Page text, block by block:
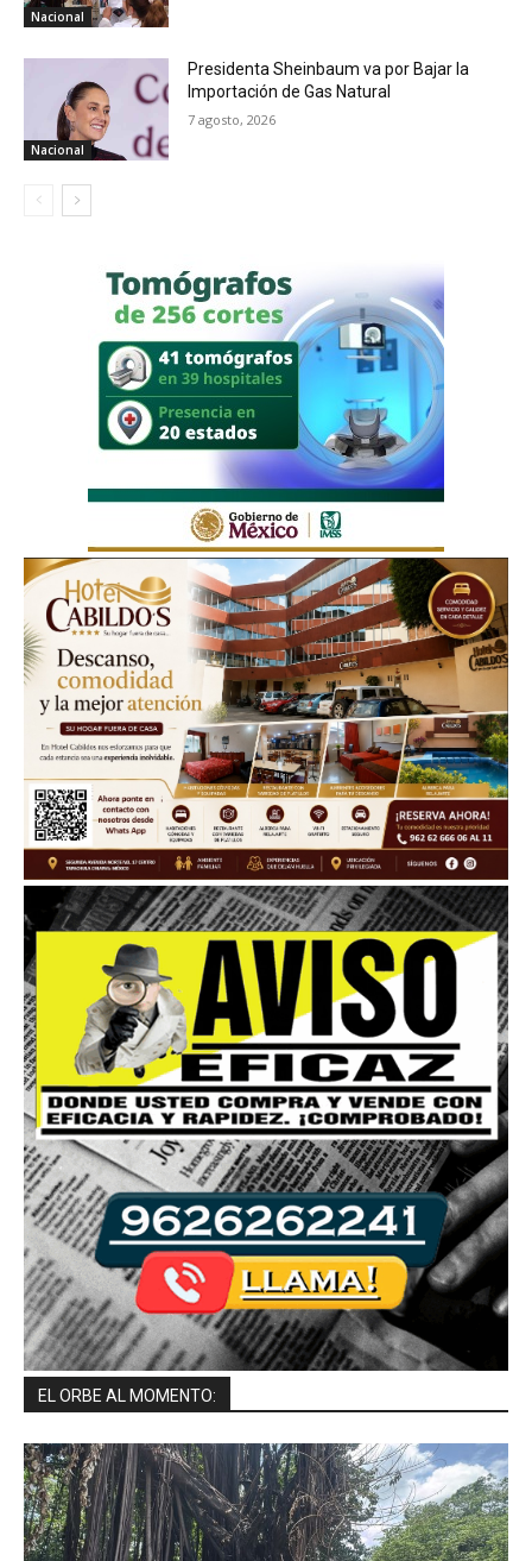
Nacional
Nacional
Presidenta Sheinbaum va por Bajar la
Importación de Gas Natural
7 agosto, 2026
EL ORBE AL MOMENTO: